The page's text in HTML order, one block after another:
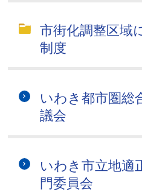
市街化調整区域
制度
いわき都市圏総
議会
いわき市立地適
門委員会